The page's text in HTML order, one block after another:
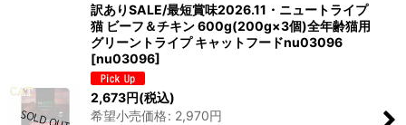
訳ありSALE/最短賞味2026.11・ニュートライプ
猫 ビーフ＆チキン 600g(200g×3個)全年齢猫用
グリーントライプ キャットフードnu03096
[nu03096]
2,673円(税込)
希望小売価格: 2,970円